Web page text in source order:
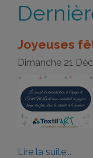
Joyeuses
Dimanche 21
Lire la suite...